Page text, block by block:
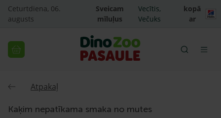
Ceturtdiena, 06.
augusts
Sveicam
mīluļus
Vecītis,
Večuks
kopā
ar
Atpakaļ
Kaķim nepatīkama smaka no mutes